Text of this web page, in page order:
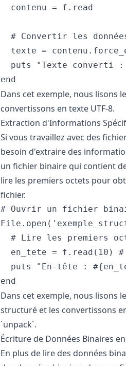
  contenu = f.read
# Convertir les
texte =
puts "Texte converti :
Dans cet exemple, nous lisons
convertissons en texte UTF-8.
Extraction d'Informations
Si vous travaillez avec des
besoin d'extraire des
un fichier binaire qui contient
lire les premiers octets pour
fichier.
# Ouvrir un fichier
# Lire les premiers
en_tete = f.read(10)
puts "En-tête :
Dans cet exemple, nous lisons
structuré et les convertissons
`unpack`.
Écriture de Données Binaires
En plus de lire des données